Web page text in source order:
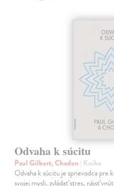
Odvaha k súcitu
Paul Gilbert, Choden | Kniha
Odvaha k súcitu je sprievodca pre
svojej mysli, zvládať stres, nájsť